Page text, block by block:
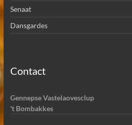
Senaat
Dansgardes
Contact
Gennepse Vastelaovesclup
't Bombakkes